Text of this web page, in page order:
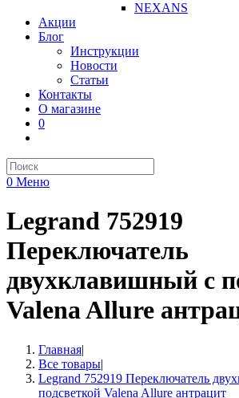
NEXANS
Акции
Блог
Инструкции
Новости
Статьи
Контакты
О магазине
0
0 Меню
Legrand 752919
Переключатель
двухклавишный с
Valena Allure
Главная|
Все товары|
Legrand 752919 Переключатель
подсветкой Valena Allure антрацит